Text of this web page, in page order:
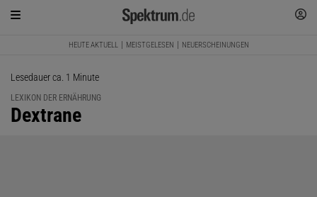
HEUTE AKTUELL MEISTGELESEN NEUERSCHEINUNGEN
Lesedauer ca. 1 Minute
LEXIKON DER ERNÄHRUNG
:
Dextrane